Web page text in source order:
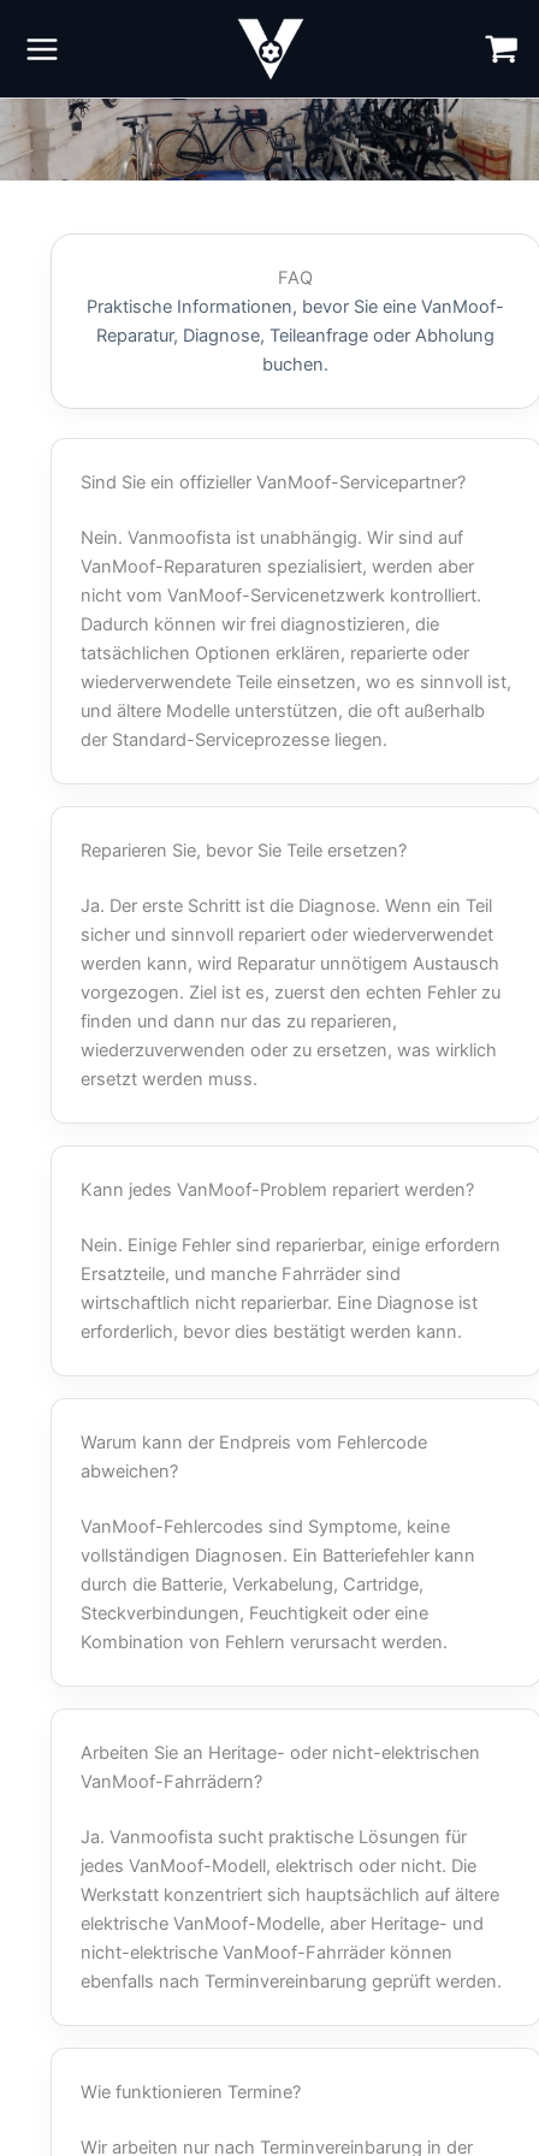
Inhalt
FAQ
Praktische Informationen, bevor Sie eine VanMoof-
Reparatur, Diagnose, Teileanfrage oder Abholung
buchen.
Sind Sie ein offizieller VanMoof-Servicepartner?
Nein. Vanmoofista ist unabhängig. Wir sind auf
VanMoof-Reparaturen spezialisiert, werden aber
nicht vom VanMoof-Servicenetzwerk kontrolliert.
Dadurch können wir frei diagnostizieren, die
tatsächlichen Optionen erklären, reparierte oder
wiederverwendete Teile einsetzen, wo es sinnvoll ist,
und ältere Modelle unterstützen, die oft außerhalb
der Standard-Serviceprozesse liegen.
Reparieren Sie, bevor Sie Teile ersetzen?
Ja. Der erste Schritt ist die Diagnose. Wenn ein Teil
sicher und sinnvoll repariert oder wiederverwendet
werden kann, wird Reparatur unnötigem Austausch
vorgezogen. Ziel ist es, zuerst den echten Fehler zu
finden und dann nur das zu reparieren,
wiederzuverwenden oder zu ersetzen, was wirklich
ersetzt werden muss.
Kann jedes VanMoof-Problem repariert werden?
Nein. Einige Fehler sind reparierbar, einige erfordern
Ersatzteile, und manche Fahrräder sind
wirtschaftlich nicht reparierbar. Eine Diagnose ist
erforderlich, bevor dies bestätigt werden kann.
Warum kann der Endpreis vom Fehlercode
abweichen?
VanMoof-Fehlercodes sind Symptome, keine
vollständigen Diagnosen. Ein Batteriefehler kann
durch die Batterie, Verkabelung, Cartridge,
Steckverbindungen, Feuchtigkeit oder eine
Kombination von Fehlern verursacht werden.
Arbeiten Sie an Heritage- oder nicht-elektrischen
VanMoof-Fahrrädern?
Ja. Vanmoofista sucht praktische Lösungen für
jedes VanMoof-Modell, elektrisch oder nicht. Die
Werkstatt konzentriert sich hauptsächlich auf ältere
elektrische VanMoof-Modelle, aber Heritage- und
nicht-elektrische VanMoof-Fahrräder können
ebenfalls nach Terminvereinbarung geprüft werden.
Wie funktionieren Termine?
Wir arbeiten nur nach Terminvereinbarung in der